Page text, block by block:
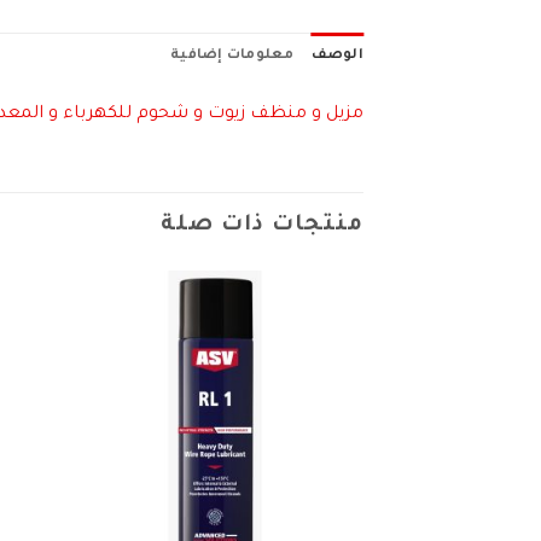
الوصف معلومات إضافية
مزيل و منظف زيوت و شحوم للكهرباء و المعدات –
منتجات ذات صلة